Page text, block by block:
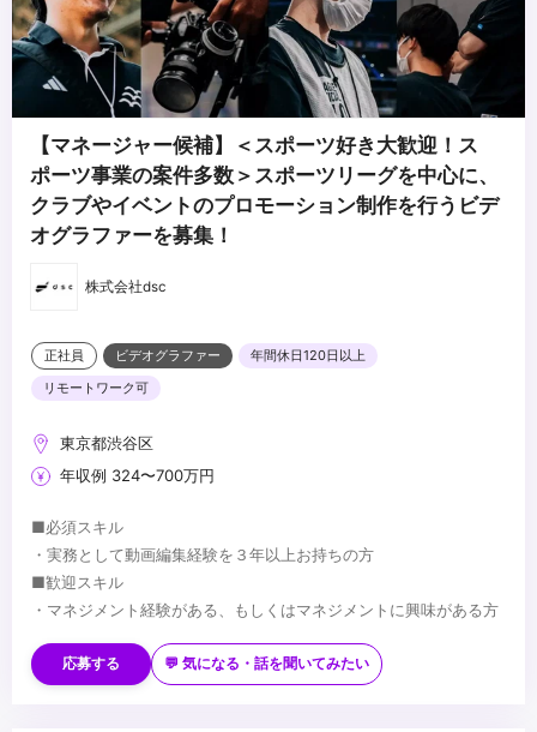
【マネージャー候補】＜スポーツ好き大歓迎！ス
ポーツ事業の案件多数＞スポーツリーグを中心に、
クラブやイベントのプロモーション制作を行うビデ
オグラファーを募集！
株式会社dsc
正社員 ビデオグラファー
年間休日120日以上
リモートワーク可
東京都渋谷区
年収例 324〜700万円
■必須スキル
・実務として動画編集経験を３年以上お持ちの方
■歓迎スキル
・マネジメント経験がある、もしくはマネジメントに興味がある方
・日頃からSNSを積極的に活用している方
・新しいアプリやファッションなどトレンドに敏感な方
応募する 💬 気になる・話を聞いてみたい